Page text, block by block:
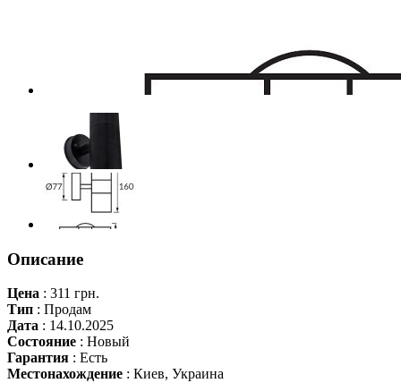
Описание
Цена : 311 грн.
Тип : Продам
Дата : 14.10.2025
Состояние : Новый
Гарантия : Есть
Местонахождение : Киев, Украина